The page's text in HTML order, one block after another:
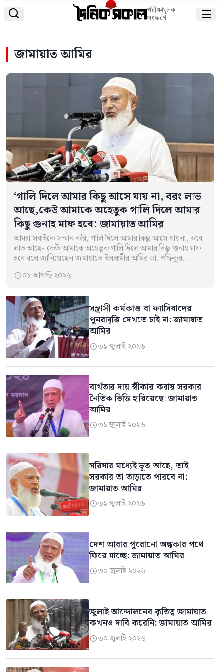
 পরীক্ষামূলক
সংস্করণ 
জামায়াত আমির
‘গালি দিলে আমার কিছু আসে যায় না, বরং লাভ
আছে,কেউ আমাকে অহেতুক গালি দিলে আমার
কিছু গুনাহ মাফ হবে: জামায়াত আমির
আমরা সবাইকে সম্মান করি, গালি দিলে আমার কিছু আসে যায়না, তবে
লাভ আছে- কেউ আমাকে অহেতুক গালি দিলে আমার কিছু গুনাহ মাফ
হবে বলে জানিয়েছেন জামায়াতে ইসলামীর আমির ডা. শফিকুর…
০৮ আগস্ট ২০২৬
সন্ত্রাসী কর্মকাণ্ড বা ফ্যাসিবাদের
পুনরাবৃত্তি দেখতে চাই না: জামায়াত
আমির
৩১ জুলাই ২০২৬
ব্যর্থতার দায় স্বীকার করায় সরকার
নৈতিক ভিত্তি হারিয়েছে: জামায়াত
আমির
৩১ জুলাই ২০২৬
সরিষার মধ্যেই ভূত আছে, তাই
সরকার তা তাড়াতে পারবে না:
জামায়াত আমির
৩১ জুলাই ২০২৬
দেশ আবার পুরোনো অন্ধকার পথে
ফিরে যাচ্ছে: জামায়াত আমির
৩০ জুলাই ২০২৬
জুলাই আন্দোলনের কৃতিত্ব জামায়াত
কখনও দাবি করেনি: জামায়াত আমির
৩০ জুলাই ২০২৬